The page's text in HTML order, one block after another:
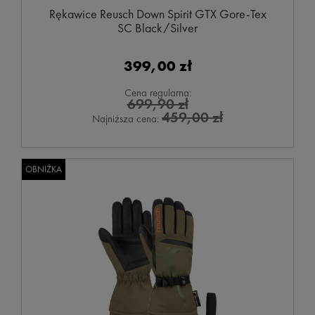
Rękawice Reusch Down Spirit GTX Gore-Tex
SC Black/Silver
399,00 zł
Cena regularna:
699,90 zł
Najniższa cena: 459,00 zł
OBNIŻKA